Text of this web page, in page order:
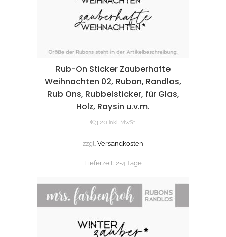
Rub-On Sticker Zauberhafte
Weihnachten 02, Rubon, Randlos,
Rub Ons, Rubbelsticker, für Glas,
Holz, Raysin u.v.m.
€3,20 inkl. MwSt.
zzgl. Versandkosten
Lieferzeit: 2-4 Tage